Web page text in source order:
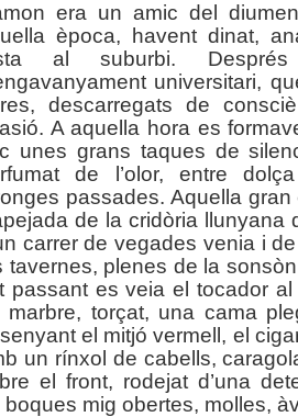
era un amic del
època, havent dinat,
al suburbi.
universitari,
descarregats de
A aquella hora es
unes grans taques de
de l’olor, entre
passades. Aquella
de la cridòria llunyana
carrer de vegades venia i
tavernes, plenes de la
passant es veia el tocador al
marbre, torçat, una cama
el mitjó vermell, el
un rínxol de cabells,
el front, rodejat d’una
boques mig obertes, molles,